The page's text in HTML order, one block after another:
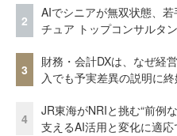
2
AIでシニアが無双状態、
チュア トップコンサルタ
3
財務・会計DXは、なぜ経
入でも予実差異の説明に
4
JR東海がNRIと挑む“前例
支えるAI活用と変化に適